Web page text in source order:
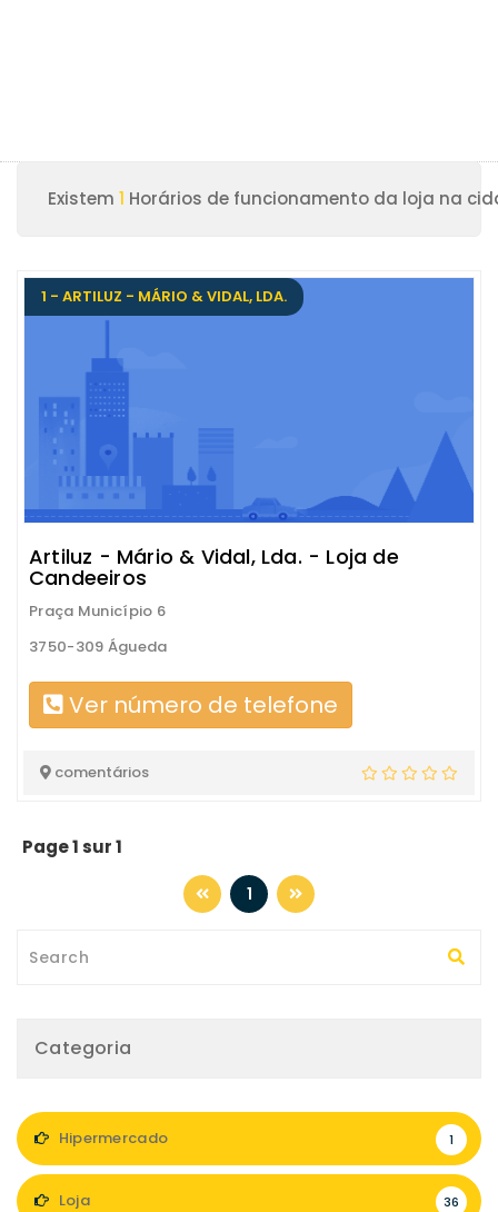
Existem 1 Horários de funcionamento da loja na
1 - ARTILUZ - MÁRIO & VIDAL, LDA.
Artiluz - Mário & Vidal, Lda. - Loja de
Candeeiros
Praça Município 6
3750-309 Águeda
Ver número de telefone
comentários
Page 1 sur 1
1
Categoria
Hipermercado 1
Loja 36